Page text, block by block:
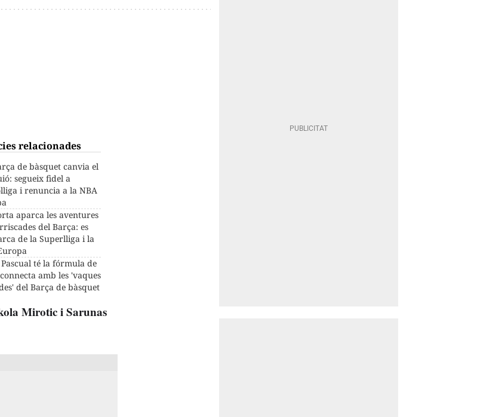
relacionades
de bàsquet canvia el
segueix fidel a
i renuncia a la NBA
aparca les aventures
del Barça: es
de la Superlliga i la
té la fórmula de
amb les 'vaques
del Barça de bàsquet
Mirotic i Sarunas